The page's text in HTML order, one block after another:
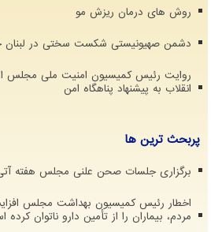
روش های درمان ریزش مو
دشمن صهیونیستی شکست سختی در لبنان
روایت رئیس کمیسیون امنیت ملی مجلس
انقلاب به پیشنهاد پناهگاه امن
پربحث ترین ها
برگزاری جلسات صحن علنی مجلس هفته
اخطار رئیس کمیسیون بهداشت مجلس
مردم، بیماران را از تأمین دارو ناتوان کرده